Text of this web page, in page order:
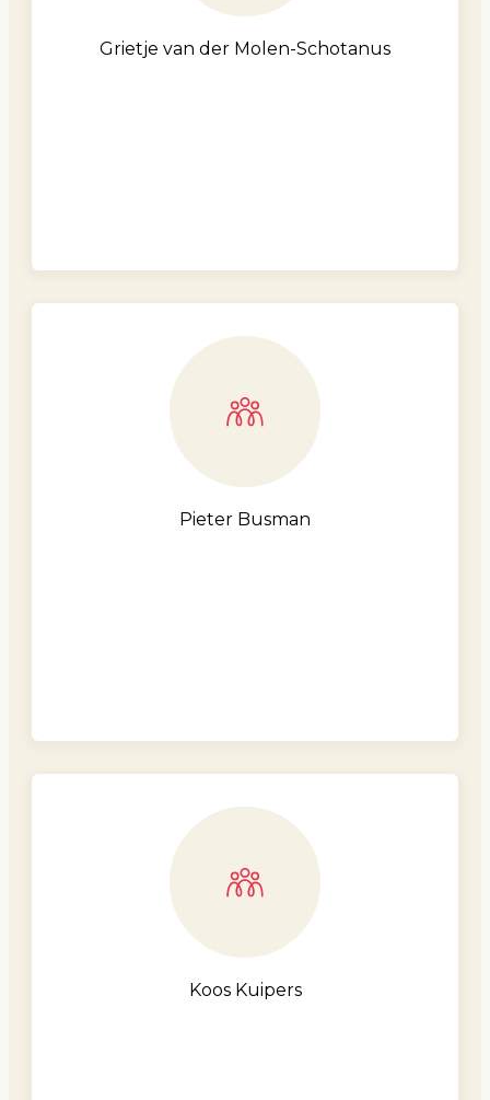
Grietje van der Molen-Schotanus
Pieter Busman
Koos Kuipers